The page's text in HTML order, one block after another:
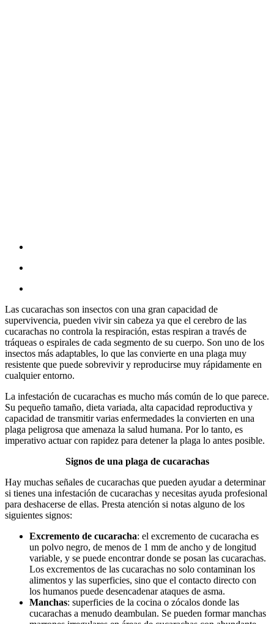
Las cucarachas son insectos con una gran capacidad de
supervivencia, pueden vivir sin cabeza ya que el cerebro de las
cucarachas no controla la respiración, estas respiran a través de
tráqueas o espirales de cada segmento de su cuerpo. Son uno de los
insectos más adaptables, lo que las convierte en una plaga muy
resistente que puede sobrevivir y reproducirse muy rápidamente en
cualquier entorno.
La infestación de cucarachas es mucho más común de lo que parece.
Su pequeño tamaño, dieta variada, alta capacidad reproductiva y
capacidad de transmitir varias enfermedades la convierten en una
plaga peligrosa que amenaza la salud humana. Por lo tanto, es
imperativo actuar con rapidez para detener la plaga lo antes posible.
Signos de una plaga de cucarachas
Hay muchas señales de cucarachas que pueden ayudar a determinar
si tienes una infestación de cucarachas y necesitas ayuda profesional
para deshacerse de ellas. Presta atención si notas alguno de los
siguientes signos:
Excremento de cucaracha: el excremento de cucaracha es
un polvo negro, de menos de 1 mm de ancho y de longitud
variable, y se puede encontrar donde se posan las cucarachas.
Los excrementos de las cucarachas no solo contaminan los
alimentos y las superficies, sino que el contacto directo con
los humanos puede desencadenar ataques de asma.
Manchas: superficies de la cocina o zócalos donde las
cucarachas a menudo deambulan. Se pueden formar manchas